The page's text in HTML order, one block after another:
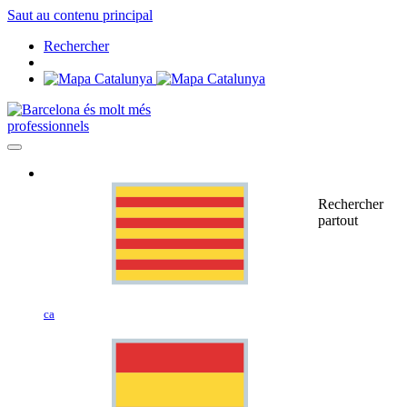
Saut au contenu principal
Rechercher
professionnels
ca
Rechercher
partout